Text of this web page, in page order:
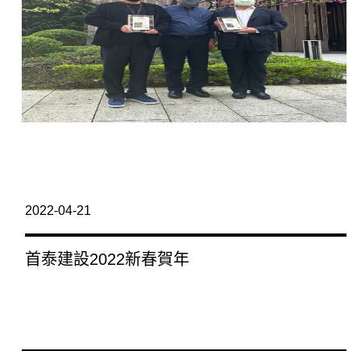
2022-04-21
首泰建設2022新春賀年